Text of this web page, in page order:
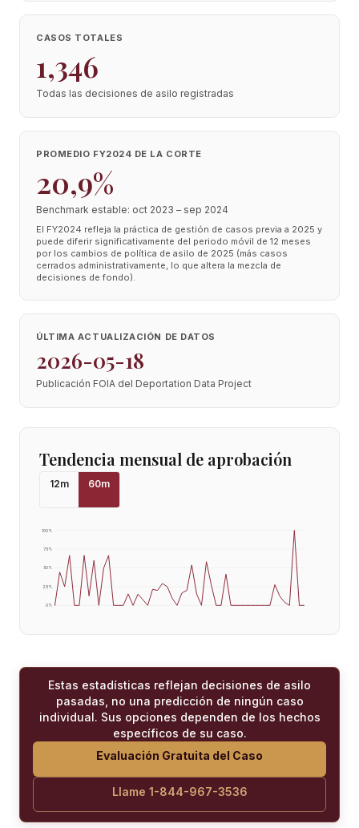
CASOS TOTALES
1,346
Todas las decisiones de asilo registradas
PROMEDIO FY2024 DE LA CORTE
20,9%
Benchmark estable: oct 2023 – sep 2024
El FY2024 refleja la práctica de gestión de casos previa a 2025 y
puede diferir significativamente del periodo móvil de 12 meses
por los cambios de política de asilo de 2025 (más casos
cerrados administrativamente, lo que altera la mezcla de
decisiones de fondo).
ÚLTIMA ACTUALIZACIÓN DE DATOS
2026-05-18
Publicación FOIA del Deportation Data Project
Tendencia mensual de aprobación
12m 60m
0%
25%
50%
75%
100%
Estas estadísticas reflejan decisiones de asilo
pasadas, no una predicción de ningún caso
individual. Sus opciones dependen de los hechos
específicos de su caso.
Evaluación Gratuita del Caso
Llame 1-844-967-3536